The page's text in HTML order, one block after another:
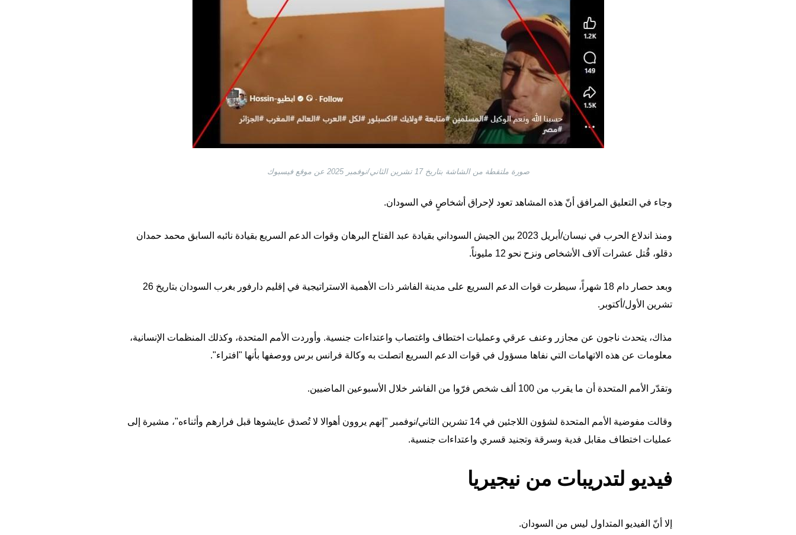
صورة ملتقطة من الشاشة بتاريخ 17 تشرين الثاني/نوفمبر 2025 عن موقع فيسبوك
وجاء في التعليق المرافق أنّ هذه المشاهد تعود لإحراق أشخاصٍ في السودان.
ومنذ اندلاع الحرب في نيسان/أبريل 2023 بين الجيش السوداني بقيادة عبد الفتاح البرهان وقوات الدعم السريع بقيادة نائبه السابق محمد حمدان
دقلو، قُتل عشرات آلاف الأشخاص ونزح نحو 12 مليوناً.
وبعد حصار دام 18 شهراً، سيطرت قوات الدعم السريع على مدينة الفاشر ذات الأهمية الاستراتيجية في إقليم دارفور بغرب السودان بتاريخ 26
تشرين الأول/أكتوبر.
مذاك، يتحدث ناجون عن مجازر وعنف عرقي وعمليات اختطاف واغتصاب واعتداءات جنسية. وأوردت الأمم المتحدة، وكذلك المنظمات الإنسانية،
معلومات عن هذه الاتهامات التي نفاها مسؤول في قوات الدعم السريع اتصلت به وكالة فرانس برس ووصفها بأنها "افتراء".
وتقدّر الأمم المتحدة أن ما يقرب من 100 ألف شخص فرّوا من الفاشر خلال الأسبوعين الماضيين.
وقالت مفوضية الأمم المتحدة لشؤون اللاجئين في 14 تشرين الثاني/نوفمبر "إنهم يروون أهوالا لا تُصدق عايشوها قبل فرارهم وأثناءه"، مشيرة إلى
عمليات اختطاف مقابل فدية وسرقة وتجنيد قسري واعتداءات جنسية.
فيديو لتدريبات من نيجيريا
إلا أنّ الفيديو المتداول ليس من السودان.